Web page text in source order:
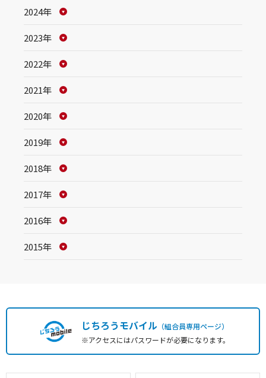
2024年
2023年
2022年
2021年
2020年
2019年
2018年
2017年
2016年
2015年
じちろうモバイル（組合員専用ページ）
※アクセスにはパスワードが必要になります。